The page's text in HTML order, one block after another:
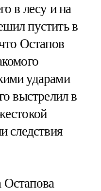
в лесу и на
пустить в
Остапов
ударами
выстрелил в
следствия